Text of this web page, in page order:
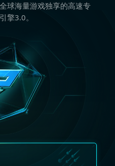
球海量游戏独享的高速专
擎3.0。